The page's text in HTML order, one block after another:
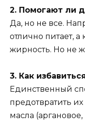
2. Помогают ли
Да, но не все.
отлично питает,
жирность. Но не
3. Как
Единственный
предотвратить
масла